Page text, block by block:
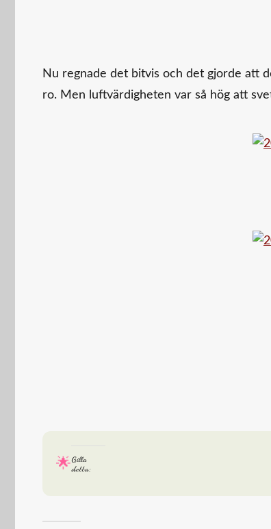
Nu regnade det bitvis och det gjorde att
ro. Men luftvärdigheten var så hög att
Gilla
detta: